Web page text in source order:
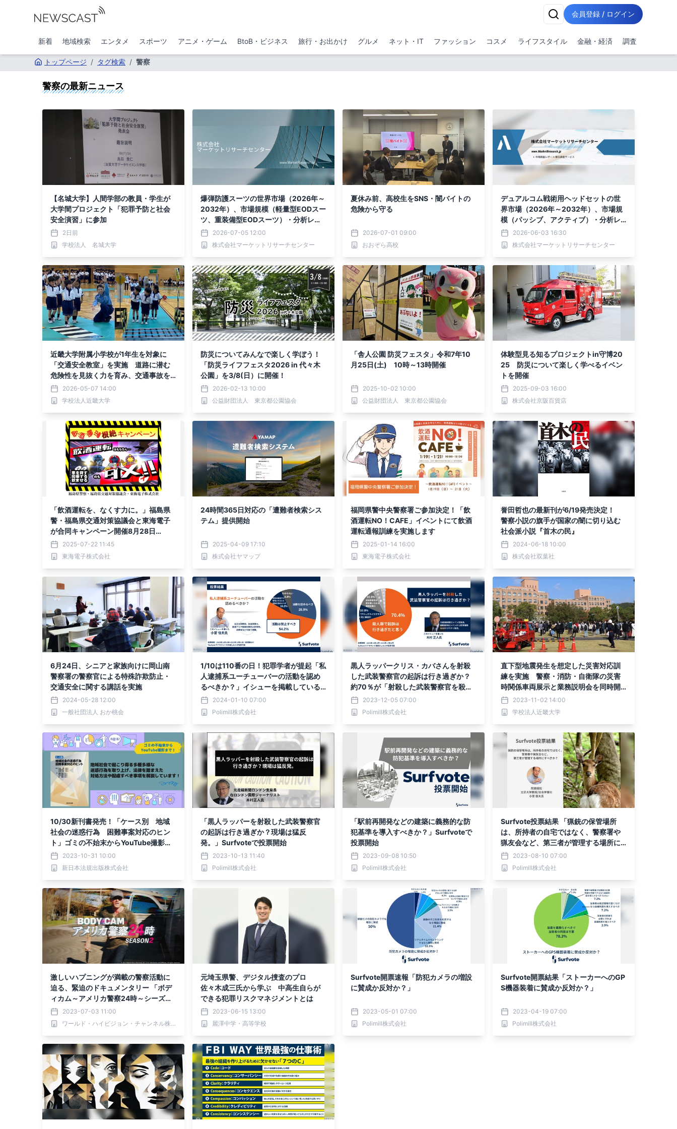
会員登録 / ログイン
新着 地域検索 エンタメ スポーツ アニメ・ゲーム BtoB・ビジネス 旅行・お出かけ グルメ ネット・IT ファッション コスメ ライフスタイル 金融・経済 調査
トップページ / タグ検索 / 警察
警察の最新ニュース
【名城大学】人間学部の教員・学生が
大学間プロジェクト「犯罪予防と社会
安全演習」に参加
2日前
学校法人 名城大学
爆弾防護スーツの世界市場（2026年～
2032年）、市場規模（軽量型EODスー
ツ、重装備型EODスーツ）・分析レポ
ートを発表
2026-07-05 12:00
株式会社マーケットリサーチセンター
夏休み前、高校生をSNS・闇バイトの
危険から守る
2026-07-01 09:00
おおぞら高校
デュアルコム戦術用ヘッドセットの世
界市場（2026年～2032年）、市場規
模（パッシブ、アクティブ）・分析レ
ポートを発表
2026-06-03 16:30
株式会社マーケットリサーチセンター
近畿大学附属小学校が1年生を対象に
「交通安全教室」を実施 道路に潜む
危険性を見抜く力を育み、交通事故を
未然に防ぐ
2026-05-07 14:00
学校法人近畿大学
防災についてみんなで楽しく学ぼう！
「防災ライフフェスタ2026 in 代々木
公園」を3/8(日）に開催！
2026-02-13 10:00
公益財団法人 東京都公園協会
「舎人公園 防災フェスタ」令和7年10
月25日(土) 10時～13時開催
2025-10-02 10:00
公益財団法人 東京都公園協会
体験型見る知るプロジェクトin守博20
25 防災について楽しく学べるイベン
トを開催
2025-09-03 16:00
株式会社京阪百貨店
「飲酒運転を、なくす力に。」福島県
警・福島県交通対策協議会と東海電子
が合同キャンペーン開催8月28日
（木）2025-07-22 11:45
東海電子株式会社
24時間365日対応の「遭難者検索シス
テム」提供開始
2025-04-09 17:10
株式会社ヤマップ
福岡県警中央警察署ご参加決定！「飲
酒運転NO！CAFE」イベントにて飲酒
運転通報訓練を実施します
2025-01-14 16:00
東海電子株式会社
誉田哲也の最新刊が6/19発売決定！
警察小説の旗手が国家の闇に切り込む
社会派小説『首木の民』
2024-06-18 10:00
株式会社双葉社
6月24日、シニアと家族向けに岡山南
警察署の警察官による特殊詐欺防止・
交通安全に関する講話を実施
2024-05-28 12:00
一般社団法人 おか桃会
1/10は110番の日！犯罪学者が提起「私
人逮捕系ユーチューバーの活動を認め
るべきか？」イシューを掲載しているS
urfvoteで意見投票したうち54.2％が
「活動は禁止すべき」と回答。
2024-01-10 07:00
Polimill株式会社
黒人ラッパークリス・カバさんを射殺
した武装警察官の起訴は行き過ぎか？
約70％が「射殺した武装警察官を殺人
罪で起訴したのは行き過ぎだと思う」
と回答。「市民の安全を守るため仕方
ない」など。
2023-12-05 07:00
Polimill株式会社
直下型地震発生を想定した災害対応訓
練を実施 警察・消防・自衛隊の災害
時関係車両展示と業務説明会を同時開
催
2023-11-02 14:00
学校法人近畿大学
10/30新刊書発売！「ケース別 地域
社会の迷惑行為 困難事案対応のヒン
ト」ゴミの不始末からYouTube撮影ま
で！2023-10-31 10:00
新日本法規出版株式会社
「黒人ラッパーを射殺した武装警察官
の起訴は行き過ぎか？現場は猛反
発。」Surfvoteで投票開始
2023-10-13 11:40
Polimill株式会社
「駅前再開発などの建築に義務的な防
犯基準を導入すべきか？」Surfvoteで
投票開始
2023-09-08 10:50
Polimill株式会社
Surfvote投票結果 「猟銃の保管場所
は、所持者の自宅ではなく、警察署や
猟友会など、第三者が管理する場所に
すべきか？」
2023-08-10 07:00
Polimill株式会社
激しいハプニングが満載の警察活動に
迫る、緊迫のドキュメンタリー 「ボデ
ィカム～アメリカ警察24時～シーズン
2」 7月6日（木）よる9時～BS12 トゥ
エルビで放送
2023-07-03 11:00
ワールド・ハイビジョン・チャンネル株式会社
元埼玉県警、デジタル捜査のプロ
佐々木成三氏から学ぶ 中高生自らが
できる犯罪リスクマネジメントとは
2023-06-15 13:00
麗澤中学・高等学校
Surfvote開票速報「防犯カメラの増設
に賛成か反対か？」
2023-05-01 07:00
Polimill株式会社
Surfvote開票結果「ストーカーへのGP
S機器装着に賛成か反対か？」
2023-04-19 07:00
Polimill株式会社